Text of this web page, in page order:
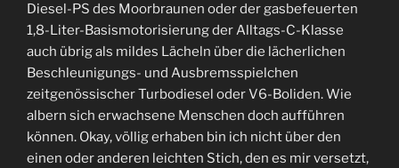
Diesel-PS des Moorbraunen oder der gasbefeuerten
1,8-Liter-Basismotorisierung der Alltags-C-Klasse
auch übrig als mildes Lächeln über die lächerlichen
Beschleunigungs- und Ausbremsspielchen
zeitgenössischer Turbodiesel oder V6-Boliden. Wie
albern sich erwachsene Menschen doch aufführen
können. Okay, völlig erhaben bin ich nicht über den
einen oder anderen leichten Stich, den es mir versetzt,